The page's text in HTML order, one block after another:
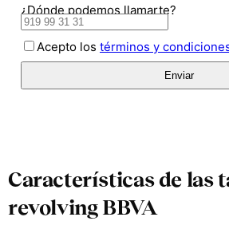
Características de las
revolving BBVA